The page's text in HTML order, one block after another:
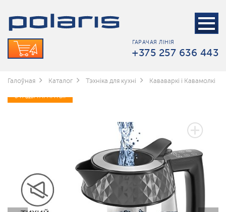
ГАРАЧАЯ ЛІНІЯ
+375 257 636 443
Галоўная Каталог Тэхніка для кухні Кававаркі і Кавамолкі
3 ГАДЫ ГАРАНТЫІ